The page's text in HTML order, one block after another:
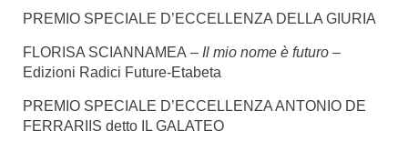
PREMIO SPECIALE D’ECCELLENZA DELLA GIURIA
FLORISA SCIANNAMEA – Il mio nome è futuro –
Edizioni Radici Future-Etabeta
PREMIO SPECIALE D’ECCELLENZA ANTONIO DE
FERRARIIS detto IL GALATEO